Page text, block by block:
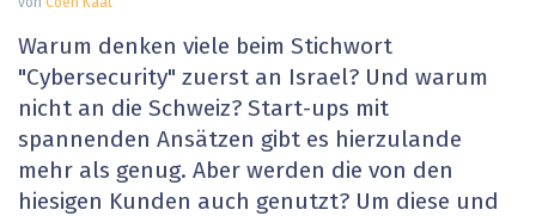
von Coen Kaat
Warum denken viele beim Stichwort
"Cybersecurity" zuerst an Israel? Und warum
nicht an die Schweiz? Start-ups mit
spannenden Ansätzen gibt es hierzulande
mehr als genug. Aber werden die von den
hiesigen Kunden auch genutzt? Um diese und